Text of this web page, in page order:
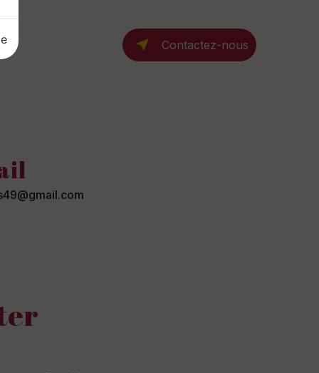
Contactez-nous